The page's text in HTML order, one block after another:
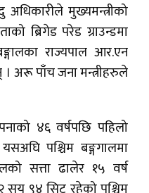
अधिकारीले मुख्यमन्त्रीको
ब्रिगेड परेड ग्राउन्डमा
राज्यपाल आर.एन
अरू पाँच जना मन्त्रीहरुले
४६ वर्षपछि पहिलो
पश्चिम बङ्गगालमा
सत्ता ढालेर १५ वर्ष